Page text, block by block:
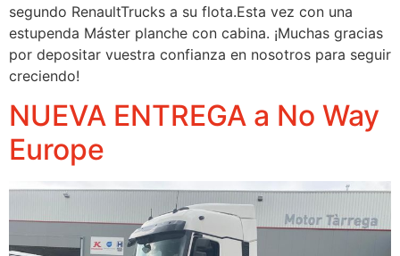
segundo RenaultTrucks a su flota.Esta vez con una
estupenda Máster planche con cabina. ¡Muchas gracias
por depositar vuestra confianza en nosotros para seguir
creciendo!
NUEVA ENTREGA a No Way
Europe